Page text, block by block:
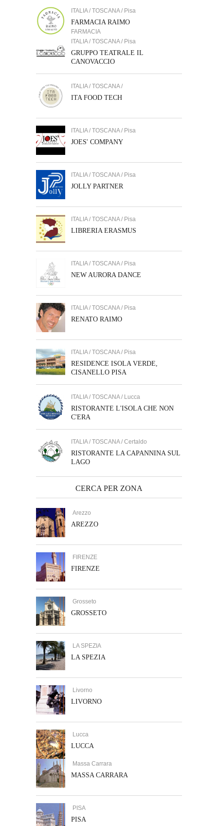
ITALIA / TOSCANA / Pisa
FARMACIA RAIMO
FARMACIA
ITALIA / TOSCANA / Pisa
GRUPPO TEATRALE IL
CANOVACCIO
ITALIA / TOSCANA /
ITA FOOD TECH
ITALIA / TOSCANA / Pisa
JOES' COMPANY
ITALIA / TOSCANA / Pisa
JOLLY PARTNER
ITALIA / TOSCANA / Pisa
LIBRERIA ERASMUS
ITALIA / TOSCANA / Pisa
NEW AURORA DANCE
ITALIA / TOSCANA / Pisa
RENATO RAIMO
ITALIA / TOSCANA / Pisa
RESIDENCE ISOLA VERDE,
CISANELLO PISA
ITALIA / TOSCANA / Lucca
RISTORANTE L'ISOLA CHE NON
C'ERA
ITALIA / TOSCANA / Certaldo
RISTORANTE LA CAPANNINA SUL
LAGO
CERCA PER ZONA
Arezzo
AREZZO
FIRENZE
FIRENZE
Grosseto
GROSSETO
LA SPEZIA
LA SPEZIA
Livorno
LIVORNO
Lucca
LUCCA
Massa Carrara
MASSA CARRARA
PISA
PISA